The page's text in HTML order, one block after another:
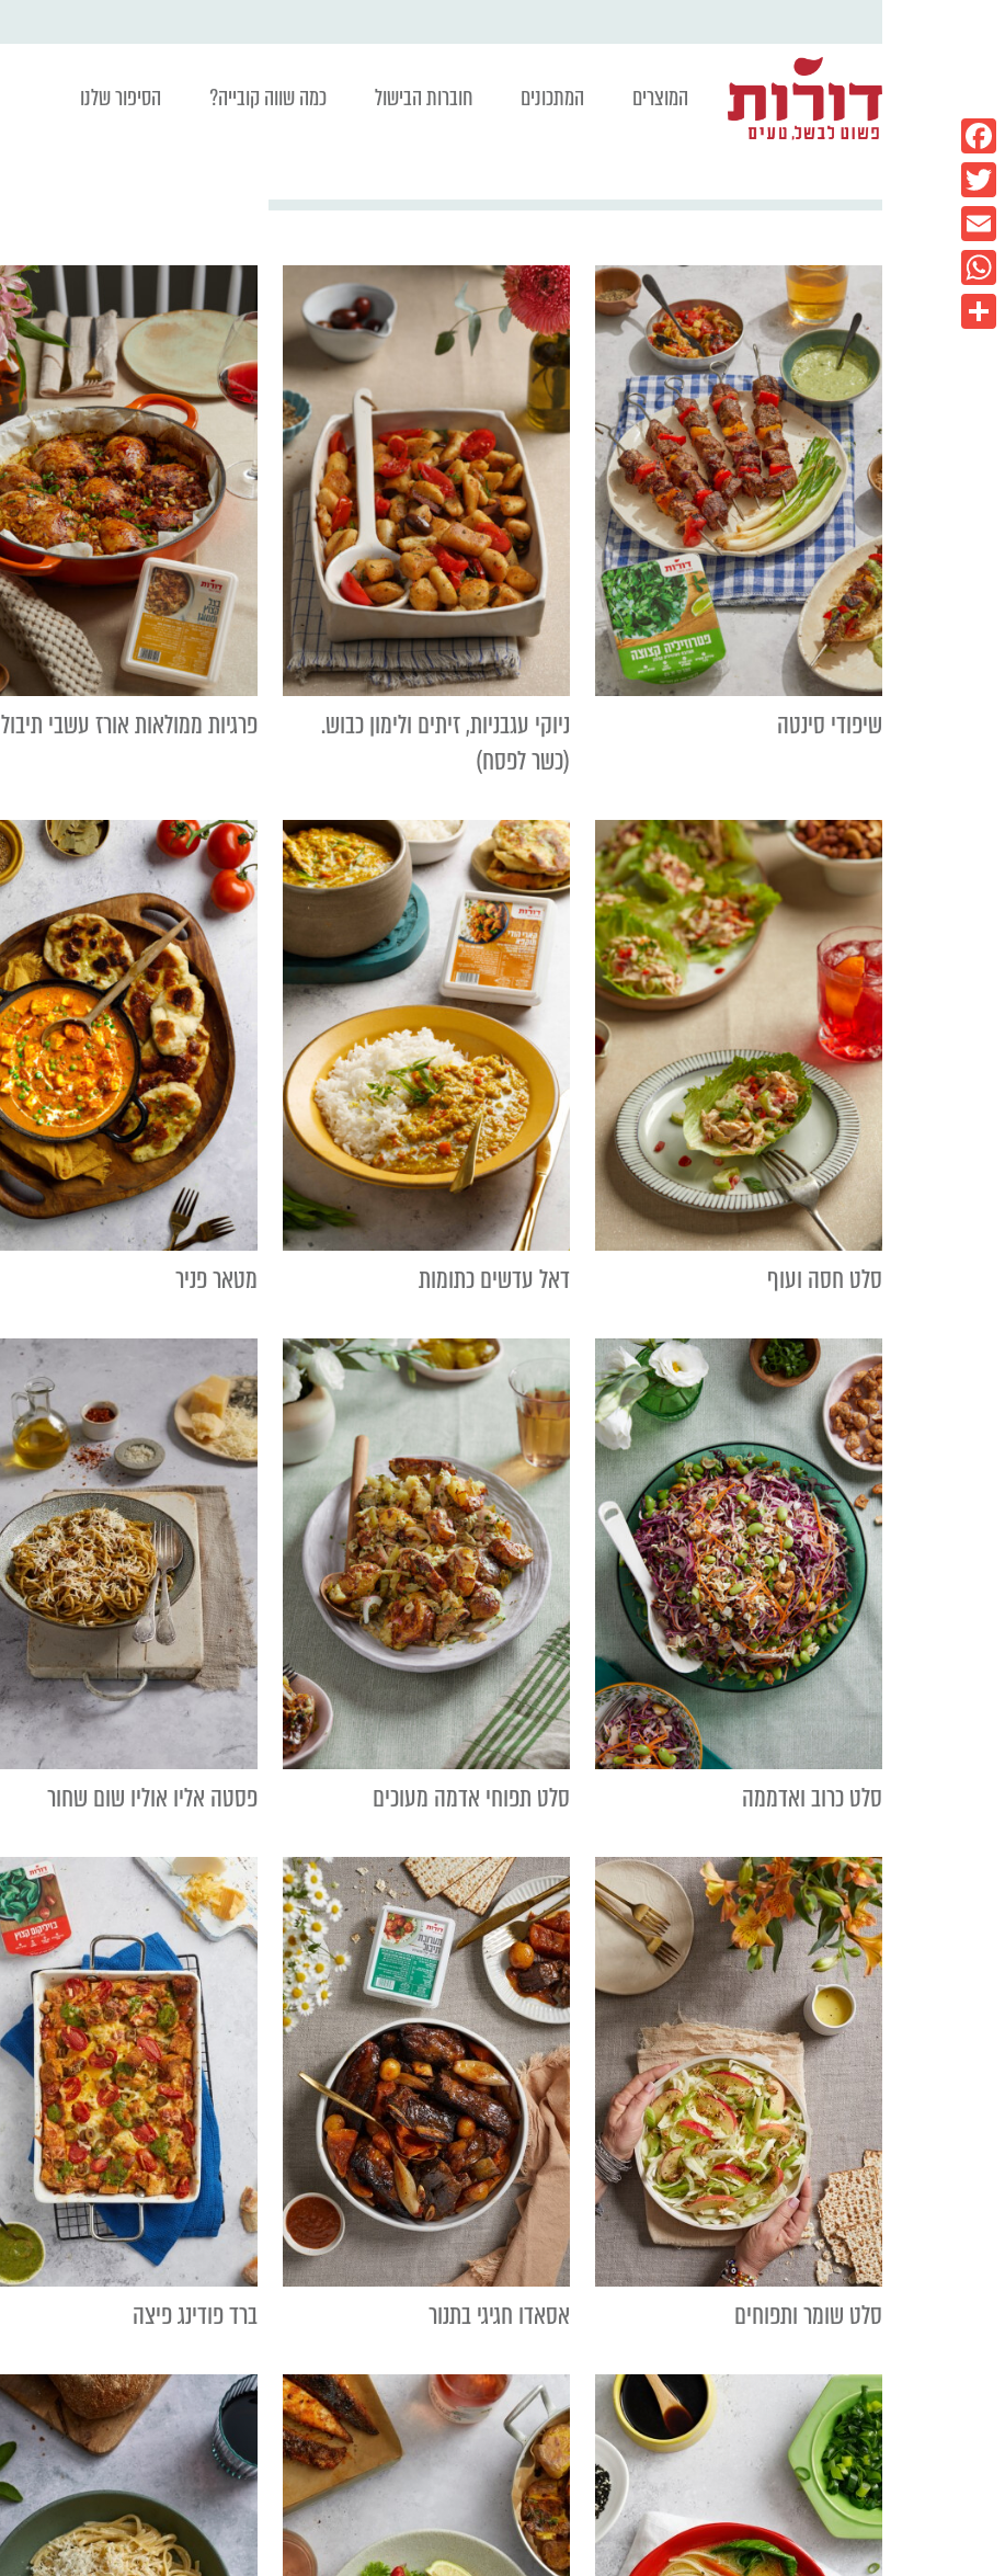
המוצרים המתכונים חוברות הבישול כמה שווה קובייה? הסיפור שלנו
שיפודי סינטה
ניוקי עגבניות, זיתים ולימון כבוש.
(כשר לפסח)
פרגיות ממולאות אורז עשבי תיבול
סלט חסה ועוף דאל עדשים כתומות מטאר פניר
סלט כרוב ואדממה סלט תפוחי אדמה מעוכים פסטה אליו אוליו שום שחור
סלט שומר ותפוחים אסאדו חגיגי בתנור ברד פודינג פיצה
Facebook
Twitter
Email
WhatsApp